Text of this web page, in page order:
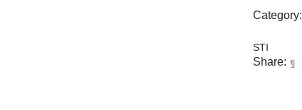
Category:
STI
Share: